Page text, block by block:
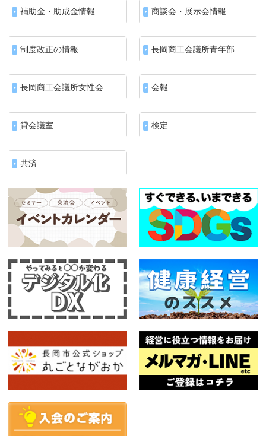
補助金・助成金情報 商談会・展示会情報
制度改正の情報 長岡商工会議所青年部
長岡商工会議所女性会 会報
貸会議室 検定
共済